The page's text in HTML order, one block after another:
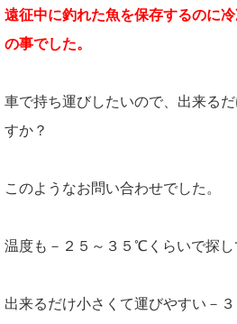
遠征中に釣れた魚を保存するのに
の事でした。
車で持ち運びしたいので、出来る
すか？
このようなお問い合わせでした。
温度も－２５～３５℃くらいで探し
出来るだけ小さくて運びやすい－